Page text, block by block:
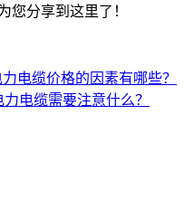
您分享到这里了！
电缆价格的因素有哪些？
电缆需要注意什么？